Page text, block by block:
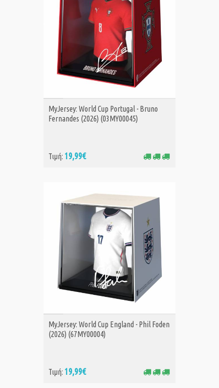
ΑΓΟΡΑ
MyJersey: World Cup Portugal - Bruno
Fernandes (2026) (03MY00045)
Τιμή: 19,99€
ΑΓΟΡΑ
MyJersey: World Cup England - Phil Foden
(2026) (67MY00004)
Τιμή: 19,99€